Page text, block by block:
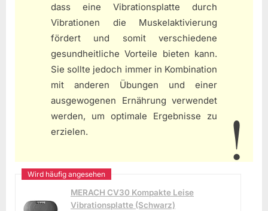
dass eine Vibrationsplatte durch
Vibrationen die Muskelaktivierung
fördert und somit verschiedene
gesundheitliche Vorteile bieten kann.
Sie sollte jedoch immer in Kombination
mit anderen Übungen und einer
ausgewogenen Ernährung verwendet
werden, um optimale Ergebnisse zu
erzielen.
MERACH CV30 Kompakte Leise
Vibrationsplatte (Schwarz)